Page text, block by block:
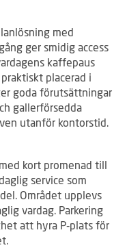
med
ger smidig access
kaffepaus
placerad i
goda förutsättningar
gallerförsedda
utanför kontorstid.
kort promenad till
service som
Området upplevs
vardag. Parkering
att hyra P‑plats för